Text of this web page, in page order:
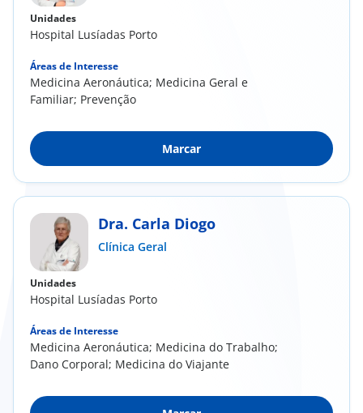
Unidades
Hospital Lusíadas Porto
Áreas de Interesse
Medicina Aeronáutica; Medicina Geral e
Familiar; Prevenção
Marcar
Dra. Carla Diogo
Clínica Geral
Unidades
Hospital Lusíadas Porto
Áreas de Interesse
Medicina Aeronáutica; Medicina do Trabalho;
Dano Corporal; Medicina do Viajante